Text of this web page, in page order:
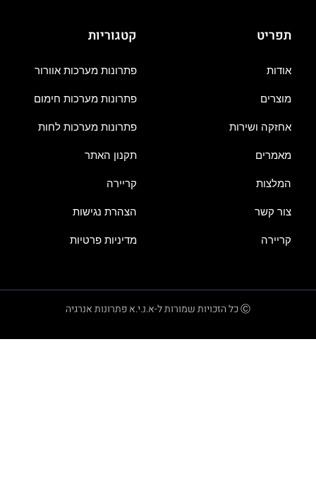
תפריט
אודות
מוצרים
אחזקה ושירות
מאמרים
המלצות
צור קשר
קריירה
קטגוריות
פתרונות מערכות אוורור
פתרונות מערכות חימום
פתרונות מערכות לחות
תקנון האתר
קריירה
הצהרת נגישות
מדיניות פרטיות
Ⓒ כל הזכויות שמורות ל-א.נ.י.א פתרונות אנרגיה